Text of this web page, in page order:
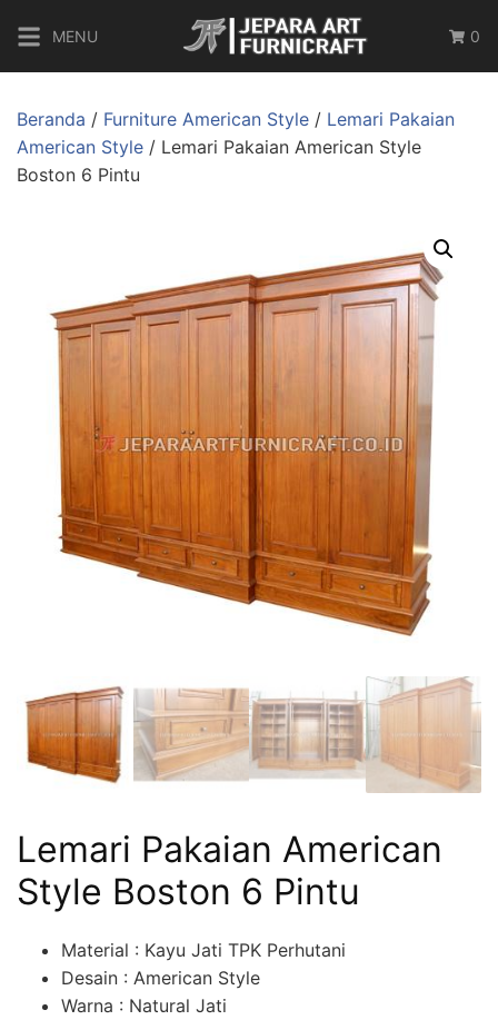
MENU 0
Beranda / Furniture American Style / Lemari Pakaian
American Style / Lemari Pakaian American Style
Boston 6 Pintu
Lemari Pakaian American
Style Boston 6 Pintu
Material : Kayu Jati TPK Perhutani
Desain : American Style
Warna : Natural Jati